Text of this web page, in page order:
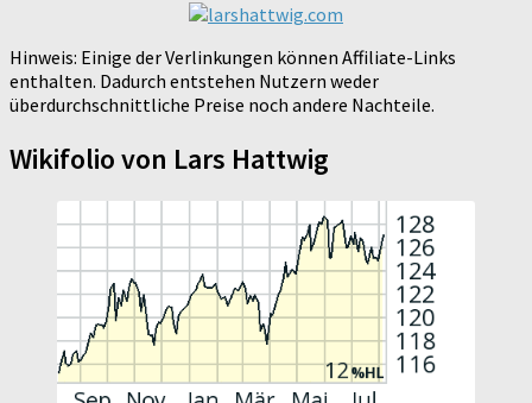
Hinweis: Einige der Verlinkungen können Affiliate-Links
enthalten. Dadurch entstehen Nutzern weder
überdurchschnittliche Preise noch andere Nachteile.
Wikifolio von Lars Hattwig